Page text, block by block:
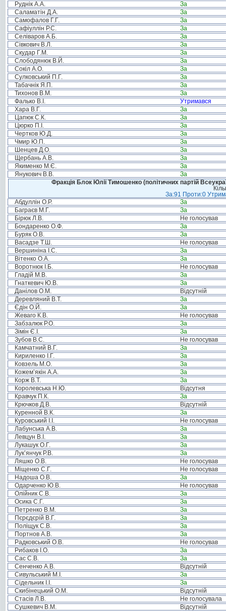
Руднік А.А.
За
Саламатін Д.А.
За
Самофалов Г.Г.
За
Сафіуллін Р.С.
За
Селіваров А.Б.
За
Сівкович В.Л.
За
Скудар Г.М.
За
Слободянюк В.Й.
За
Сокіл А.О.
За
Сулковський П.Г.
За
Табачнік Я.П.
За
Тихонов В.М.
За
Фалько В.І.
Утримався
Хара В.Г.
За
Цапюк С.К.
За
Цюрко П.І.
За
Чертков Ю.Д.
За
Чмир Ю.П.
За
Шенцев Д.О.
За
Щербань А.В.
За
Якименко М.Є.
За
Янукович В.В.
За
Фракція Блок Юлії Тимошенко (політичних партій
За:91 Проти:0
Абдуллін О.Р.
За
Баграєв М.Г.
За
Бірюк Л.В.
Не голосував
Бондаренко О.Ф.
За
Буряк О.В.
За
Васадзе Т.Ш.
Не голосував
Вершиніна І.С.
За
Вітенко О.А.
За
Воротнюк І.Б.
Не голосував
Гладій М.В.
За
Гнаткевич Ю.В.
За
Данілов О.М.
Відсутній
Деревляний В.Т.
За
Єдін О.Й.
За
Жеваго К.В.
Не голосував
Забзалюк Р.О.
За
Зімін Є.І.
За
Зубов В.С.
Не голосував
Камчатний В.Г.
За
Кириленко І.Г.
За
Ковзель М.О.
За
Кожем’якін А.А.
За
Корж В.Т.
За
Королевська Н.Ю.
Відсутня
Кравчук П.К.
За
Крючков Д.В.
Відсутній
Куренной В.К.
За
Куровський І.І.
Не голосував
Лабунська А.В.
За
Левцун В.І.
За
Лукашук О.Г.
За
Лук’янчук Р.В.
За
Ляшко О.В.
Не голосував
Міщенко С.Г.
Не голосував
Надоша О.В.
За
Одарченко Ю.В.
Не голосував
Олійник С.В.
За
Осика С.Г.
За
Петренко В.М.
За
Пєрєдєрій В.Г.
За
Поліщук С.В.
За
Портнов А.В.
За
Радковський О.В.
Не голосував
Рибаков І.О.
За
Сас С.В.
За
Сенченко А.В.
Відсутній
Сивульський М.І.
За
Сідельник І.І.
За
Скибінецький О.М.
Відсутній
Стасів Л.В.
Не голосувала
Сушкевич В.М.
Відсутній